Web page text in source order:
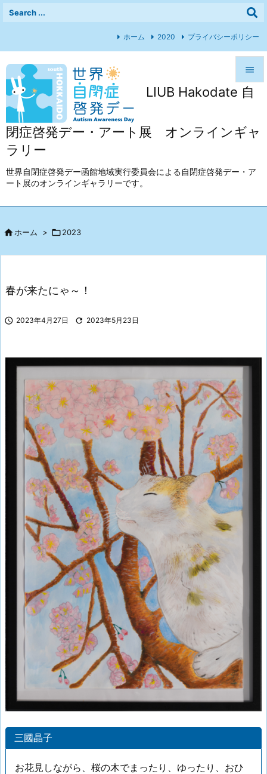
LIUB Hakodate 自
閉症啓発デー・アート展 オンラインギャ
ラリー
世界自閉症啓発デー函館地域実行委員会による自閉症啓発デー・ア
ート展のオンラインギャラリーです。



前へ
次へ
ホーム 2020 プライバシーポリシー
ホーム > 2023
春が来たにゃ～！
 2023年4月27日  2023年5月23日
三國晶子
お花見しながら、桜の木でまったり、ゆったり、おひ